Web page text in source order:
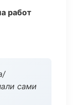
работ
сами